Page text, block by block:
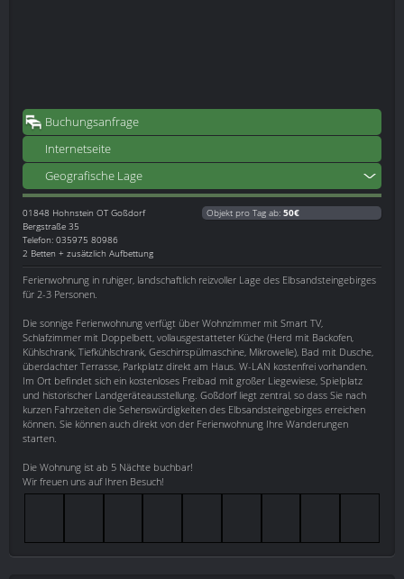
Buchungsanfrage
Internetseite
Geografische Lage
01848 Hohnstein OT Goßdorf
Bergstraße 35
Telefon: 035975 80986
2 Betten + zusätzlich Aufbettung
Objekt pro Tag ab: 50€
Ferienwohnung in ruhiger, landschaftlich reizvoller Lage des Elbsandsteingebirges
für 2-3 Personen.
Die sonnige Ferienwohnung verfügt über Wohnzimmer mit Smart TV,
Schlafzimmer mit Doppelbett, vollausgestatteter Küche (Herd mit Backofen,
Kühlschrank, Tiefkühlschrank, Geschirrspülmaschine, Mikrowelle), Bad mit Dusche,
überdachter Terrasse, Parkplatz direkt am Haus. W-LAN kostenfrei vorhanden.
Im Ort befindet sich ein kostenloses Freibad mit großer Liegewiese, Spielplatz
und historischer Landgeräteausstellung. Goßdorf liegt zentral, so dass Sie nach
kurzen Fahrzeiten die Sehenswürdigkeiten des Elbsandsteingebirges erreichen
können. Sie können auch direkt von der Ferienwohnung Ihre Wanderungen
starten.
Die Wohnung ist ab 5 Nächte buchbar!
Wir freuen uns auf Ihren Besuch!